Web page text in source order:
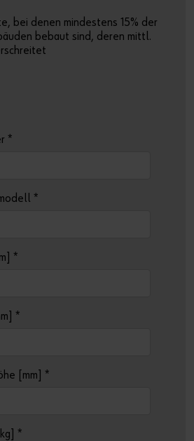
bei denen mindestens 15% der
bebaut sind, deren mittl.
*
*
*
*
[mm] *
*